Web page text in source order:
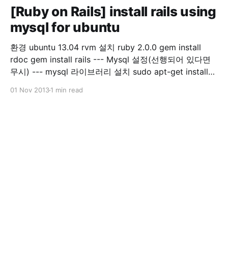
[Ruby on Rails] install rails using
mysql for ubuntu
환경 ubuntu 13.04 rvm 설치 ruby 2.0.0 gem install
rdoc gem install rails --- Mysql 설정(선행되어 있다면
무시) --- mysql 라이브러리 설치 sudo apt-get install
01 Nov 20131 min read